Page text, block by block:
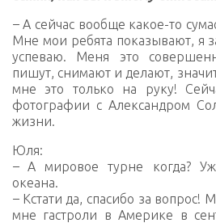
– А сейчас вообще какое-то
Мне мои ребята показывают, я
успеваю. Меня это
пишут, снимают и делают,
мне это только на руку!
фотографии с Александром
жизни.
Юля:
–А мировое турне когда?
океана.
– Кстати да, спасибо за вопрос!
мне гастроли в Америке в